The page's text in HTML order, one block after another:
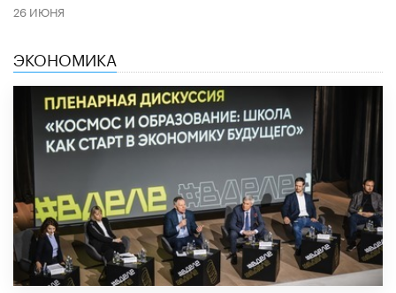
26 ИЮНЯ
ЭКОНОМИКА